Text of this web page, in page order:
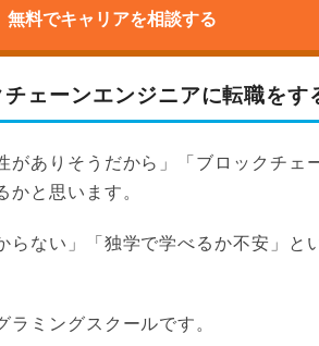
無料でキャリアを相談する
ェーンエンジニアに転職をす
ありそうだから」「ブロックチェ
と思います。
らない」「独学で学べるか不安」と
ミングスクールです。